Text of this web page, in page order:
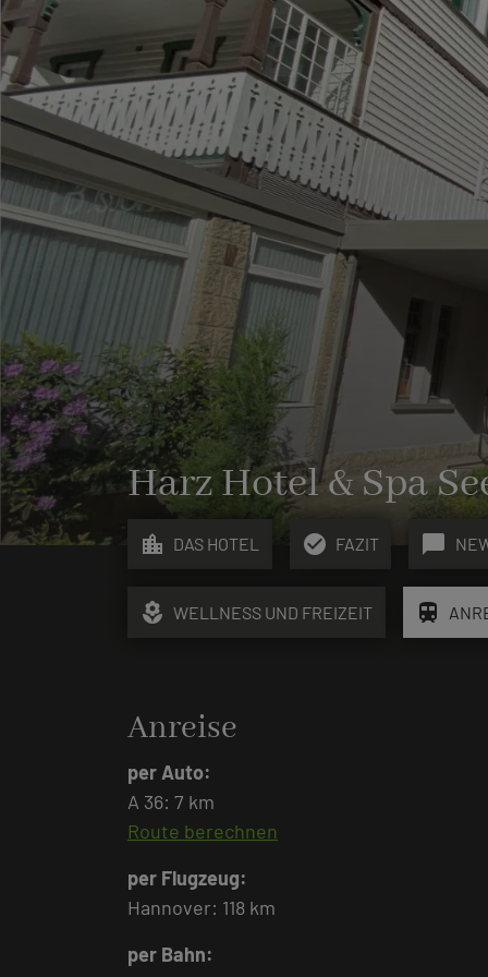
Harz Hotel & Spa
location_city DAS HOTEL check_circle FAZIT chat_bubble
local_florist WELLNESS UND FREIZEIT train
Anreise
per Auto:
A 36: 7 km
Route berechnen
per Flugzeug:
Hannover: 118 km
per Bahn: